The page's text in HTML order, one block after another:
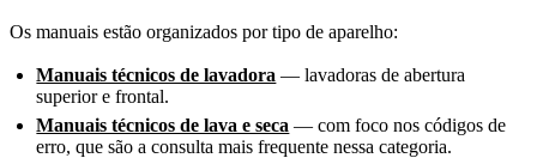
Os manuais estão organizados por tipo de aparelho:
Manuais técnicos de lavadora — lavadoras de abertura
superior e frontal.
Manuais técnicos de lava e seca — com foco nos códigos de
erro, que são a consulta mais frequente nessa categoria.